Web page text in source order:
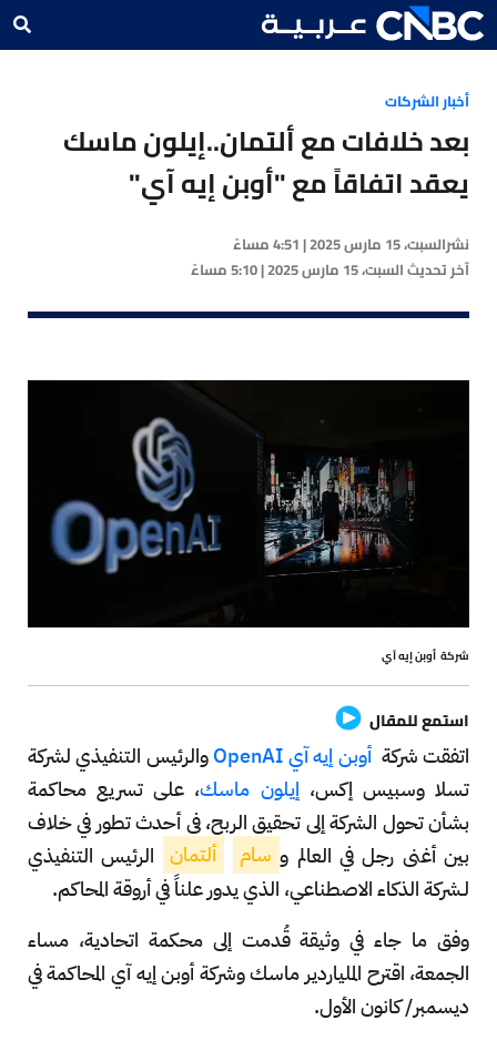
أخبار الشركات
بعد خلافات مع ألتمان..إيلون ماسك
يعقد اتفاقاً مع "أوبن إيه آي"
نشرالسبت، 15 مارس 2025 | 4:51 مساءً
آخر تحديثالسبت، 15 مارس 2025 | 5:10 مساءً
شركة أوبن إيه آي
استمع للمقال
اتفقت شركة أوبن إيه آي OpenAI
والرئيس التنفيذي لشركة
تسلا وسبيس إكس، إيلون ماسك، على تسريع محاكمة
بشأن تحول الشركة إلى تحقيق الربح، في أحدث تطور في خلاف
بين أغنى رجل في العالم و سام ألتمان الرئيس التنفيذي
لـشركة الذكاء الاصطناعي، الذي يدور علناً في أروقة المحاكم.
وفق ما جاء في وثيقة قُدمت إلى محكمة اتحادية، مساء
الجمعة، اقترح الملياردير ماسك وشركة أوبن إيه آي المحاكمة في
ديسمبر/ كانون الأول.